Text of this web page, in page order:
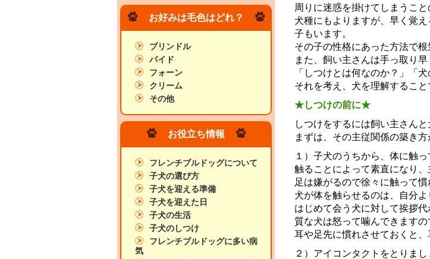
周りに迷惑を掛けてしまうこ
犬種にもよりますが、早く覚
子もいます。
その子の性格にあった方法で根
また、飼い主さんは手っ取り
「しつけとは何なのか？」「
それを考え、犬を理解するこ
★しつけの前に★
しつけをするには飼い主さん
まずは、その主従関係の築き方
１）子犬のうちから、体に触
触ることによって素直になり
足は嫌がるので徐々に触って慣
犬が体を触らせるのは、自分よ
はじめて会う犬に対して挨拶
質な犬は怒って噛んできますの
耳や足先に慣れさせておくと、
２）アイコンタクトをとりまし
お好みは毛色はどれ？
ブリンドル
パイド
フォーン
クリーム
その他
お役立ち情報
フレンチブルドッグについて
子犬の選び方
子犬を迎える準備
子犬を迎えた日
子犬の生活
子犬のしつけ
フレンチブルドッグに多い病
気